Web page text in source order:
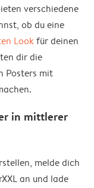
verschiedene
ob du eine
Lookfür deinen
dir die
Posters mit
in mittlerer
melde dich
an und lade